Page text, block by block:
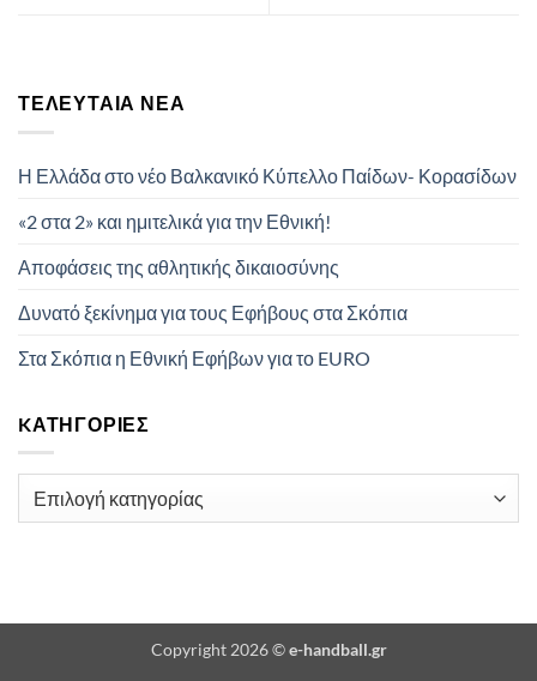
ΤΕΛΕΥΤΑΊΑ ΝΈΑ
Η Ελλάδα στο νέο Βαλκανικό Κύπελλο Παίδων- Κορασίδων
«2 στα 2» και ημιτελικά για την Εθνική!
Αποφάσεις της αθλητικής δικαιοσύνης
Δυνατό ξεκίνημα για τους Εφήβους στα Σκόπια
Στα Σκόπια η Εθνική Εφήβων για το EURO
KΑΤΗΓΟΡΊΕΣ
Kατηγορίες
Copyright 2026 ©e-handball.gr